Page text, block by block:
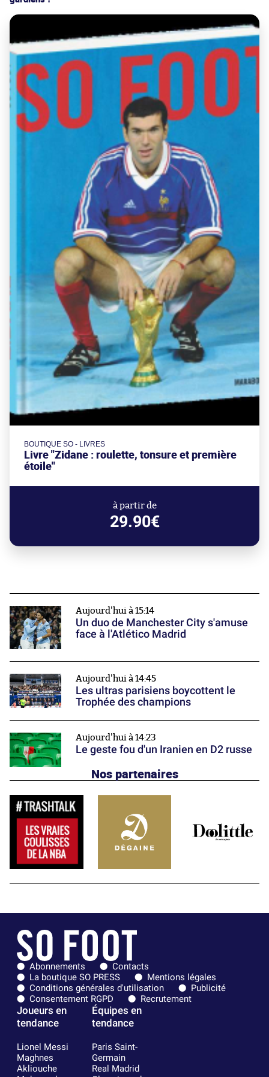
BOUTIQUE SO - LIVRES
Livre "Zidane : roulette, tonsure et première
étoile"
à partir de
29.90€
Aujourd'hui à 15:14
Un duo de Manchester City s'amuse
face à l'Atlético Madrid
Aujourd'hui à 14:45
Les ultras parisiens boycottent le
Trophée des champions
Aujourd'hui à 14:23
Le geste fou d'un Iranien en D2 russe
Nos partenaires
Abonnements
Contacts
La boutique SO PRESS
Mentions légales
Conditions générales d'utilisation
Publicité
Consentement RGPD
Recrutement
Joueurs en
tendance
Lionel Messi
Maghnes
Akliouche
Équipes en
tendance
Paris Saint-
Germain
Real Madrid